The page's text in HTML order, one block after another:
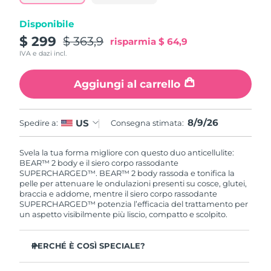
Disponibile
$ 299 $ 363,9 risparmia $ 64,9
IVA e dazi incl.
Aggiungi al carrello
Spedire a: US Consegna stimata: 8/9/26
Svela la tua forma migliore con questo duo anticellulite:
BEAR™ 2 body e il siero corpo rassodante
SUPERCHARGED™. BEAR™ 2 body rassoda e tonifica la
pelle per attenuare le ondulazioni presenti su cosce, glutei,
braccia e addome, mentre il siero corpo rassodante
SUPERCHARGED™ potenzia l’efficacia del trattamento per
un aspetto visibilmente più liscio, compatto e scolpito.
PERCHÉ È COSÌ SPECIALE?
Slovacchia
Slovenia
Sudafrica Consegna stimata 8/16/26
Corea del Sud Consegna stimata8/10/26
Spagna Consegna stimata8/8/26
Svezia Consegna stimata
Svizzera Consegna stimata
Thailandia